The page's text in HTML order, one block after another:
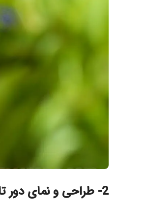
2- طراحی و نمای دور تا دور شیائومی